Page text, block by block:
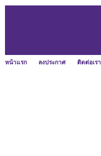
หน้าแรก ลงประกาศ ติดต่อเรา